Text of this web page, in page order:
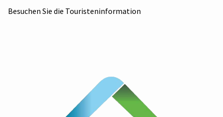
Besuchen Sie die Touristeninformation